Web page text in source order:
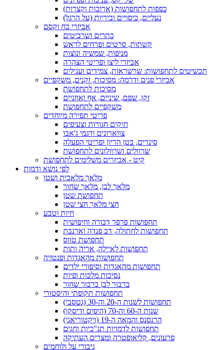
כפפות לתחפושות (ארוכות וקצרות)
נעליים, כיסויים וביריות (על הרגל)
אביזרי כח וקסם
כתרים ושרביטים
קשתות, סרטים ופרחים לראש
מניפות, שמשיה ונוצות
אביזרי ליצן ופריטי הצהרה
תכשיטים לתחפושות: שרשראות, צמידים ועגילים
אביזרי פנים ודרמה: מסיכות, זקנים, משקפיים
מסיכות לתחפושת
זקן, שפם, שיניים, אף ואוזניים
משקפיים לתחפושת
פריטי תפירה מיוחדים
תיקים חגורות וצעיפים
צווארונים ודגמי ג'אבו
סינרים, בטן הריון ופריטי הפעלה
שרוולים ושרוולונים לתחפושת
קיט - אביזרים משלימים לתחפושת
לפי נושא ודמות
מלאך מלאכית ושטן
מלאך לבן, מלאך שחור
תחפושת שטן
חצי מלאך חצי שטן
חיות וטבע
תחפושות פרפר דבורה וחיפושית
תחפושות לחתולה, דב פנדה וארנבת
תחפושת טווס
תחפושות לאיילה, אריה ותות
תחפושות מהאגדות ופנטזיה
תחפושות מהאגדות וסיפורי ילדים
נסיכות מלכות ופיות
ברבור לבן ברבור שחור
תחפושות תקופתי והיסטורי
תחפושות לשנות ה-20 וה-30 (גטסבי)
שנות ה-60 וה-70 (היפים ודיסקו)
הרנסנס והמאה ה-19 (ויקטוריאני)
תחפושות לדמויות תנ"כיות וחגים
פרעונים, קליאופטרה ומצרים העתיקה
גיבורי על ולוחמים